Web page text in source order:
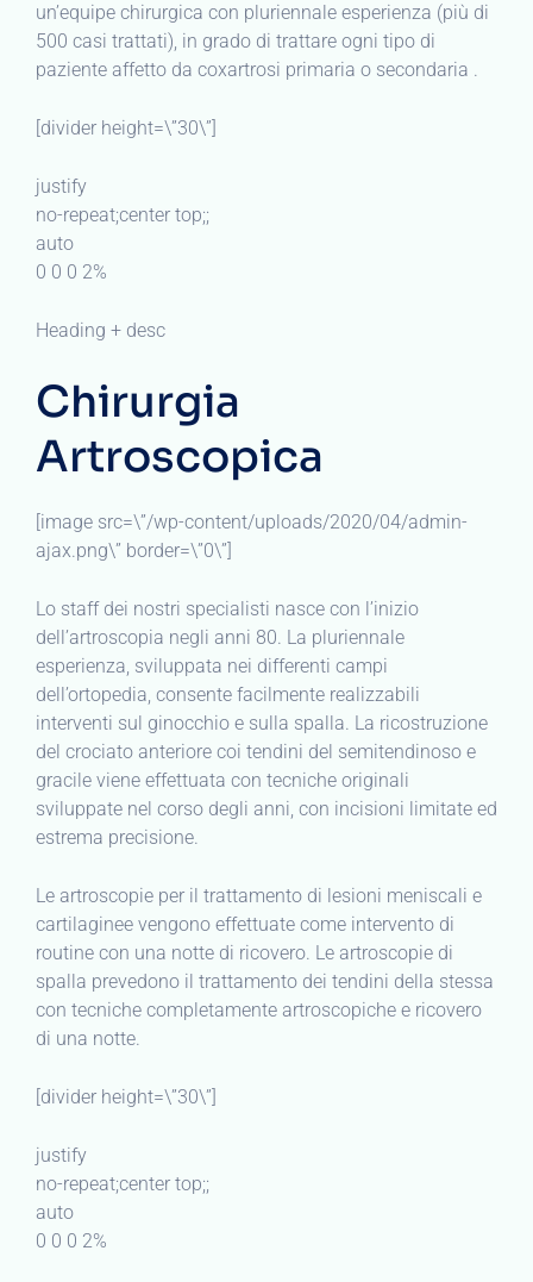
un’equipe chirurgica con pluriennale esperienza (più di
500 casi trattati), in grado di trattare ogni tipo di
paziente affetto da coxartrosi primaria o secondaria .
[divider height=\”30\”]
justify
no-repeat;center top;;
auto
0 0 0 2%
Heading + desc
Chirurgia
Artroscopica
[image src=\”/wp-content/uploads/2020/04/admin-
ajax.png\” border=\”0\”]
Lo staff dei nostri specialisti nasce con l’inizio
dell’artroscopia negli anni 80. La pluriennale
esperienza, sviluppata nei differenti campi
dell’ortopedia, consente facilmente realizzabili
interventi sul ginocchio e sulla spalla. La ricostruzione
del crociato anteriore coi tendini del semitendinoso e
gracile viene effettuata con tecniche originali
sviluppate nel corso degli anni, con incisioni limitate ed
estrema precisione.
Le artroscopie per il trattamento di lesioni meniscali e
cartilaginee vengono effettuate come intervento di
routine con una notte di ricovero. Le artroscopie di
spalla prevedono il trattamento dei tendini della stessa
con tecniche completamente artroscopiche e ricovero
di una notte.
[divider height=\”30\”]
justify
no-repeat;center top;;
auto
0 0 0 2%